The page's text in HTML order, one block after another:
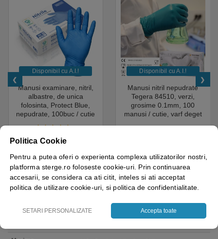
Disponibil cu A.I.​!
Manusi examinare, nitril,
albastre, de unica
folosinta, Protect Blue,
nepudrate, 100buc / cutie
industrial, calitate premium
18.05lei+ TVA
Vezi detalii
Disponibil cu A.I.​!
Manusi nitril nepudrate
Tegera 84510, verzi,
grosime 0.1mm, 100
manusi / cutie, varf deget
Vezi detalii
Politica Cookie
Pentru a putea oferi o experienta complexa utilizatorilor nostri,
platforma sterge.ro foloseste cookie-uri. Prin continuarea
accesarii, se considera ca ati citit, inteles si ati acceptat
politica de utilizare cookie-uri, si politica de confidentialitate.
SETARI PERSONALIZATE Accepta toate